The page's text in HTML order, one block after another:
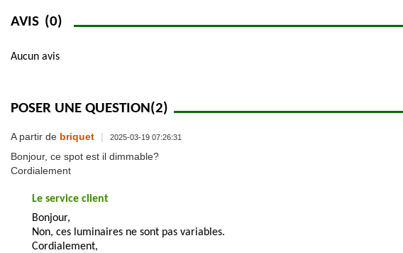
AVIS (0)
Aucun avis
POSER UNE QUESTION(2)
A partir de briquet | 2025-03-19 07:26:31
Bonjour, ce spot est il dimmable?
Cordialement
Le service client
Bonjour,
Non, ces luminaires ne sont pas variables.
Cordialement,